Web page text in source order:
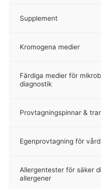
Supplement
–
Kromogena medier
–
Färdiga medier för
diagnostik
Provtagningspinnar &
–
Egenprovtagning för
–
Allergentester för säker
allergener
–